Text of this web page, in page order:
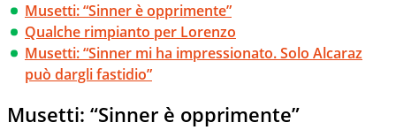
Musetti: “Sinner è opprimente”
Qualche rimpianto per Lorenzo
Musetti: “Sinner mi ha impressionato. Solo Alcaraz
può dargli fastidio”
Musetti: “Sinner è opprimente”